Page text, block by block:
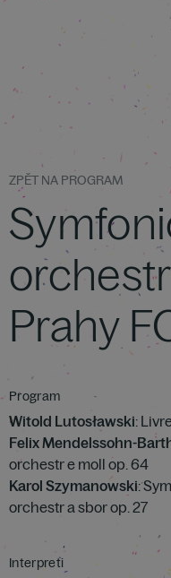
ZPĚT NA PROGRAM
Prahy
Program
Witold Lutosławski:
Felix Mendelssohn-
orchestr e moll op. 64
Karol Szymanowski:
orchestr a sbor op. 27
Interpreti